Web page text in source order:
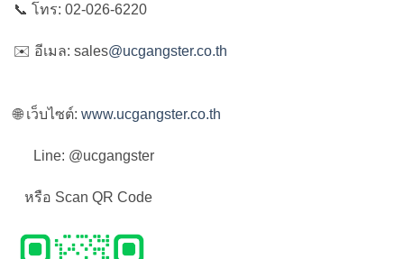
📞 โทร: 02-026-6220
✉️ อีเมล: sales@ucgangster.co.th
🌐 เว็บไซต์: www.ucgangster.co.th
Line: @ucgangster
หรือ Scan QR Code